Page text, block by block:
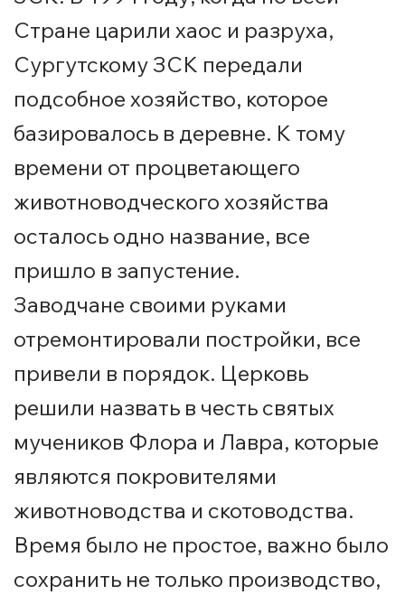
Стране царили хаос и разруха,
Сургутскому ЗСК передали
подсобное хозяйство, которое
базировалось в деревне. К тому
времени от процветающего
животноводческого хозяйства
осталось одно название, все
пришло в запустение.
Заводчане своими руками
отремонтировали постройки, все
привели в порядок. Церковь
решили назвать в честь святых
мучеников Флора и Лавра, которые
являются покровителями
животноводства и скотоводства.
Время было не простое, важно было
сохранить не только производство,